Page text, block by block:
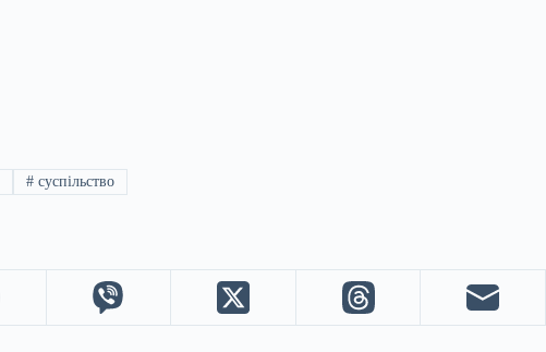
# суспільство